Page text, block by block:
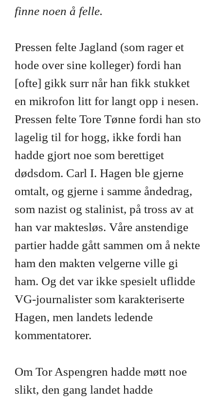
finne noen å felle.
Pressen felte Jagland (som rager et
hode over sine kolleger) fordi han
[ofte] gikk surr når han fikk stukket
en mikrofon litt for langt opp i nesen.
Pressen felte Tore Tønne fordi han sto
lagelig til for hogg, ikke fordi han
hadde gjort noe som berettiget
dødsdom. Carl I. Hagen ble gjerne
omtalt, og gjerne i samme åndedrag,
som nazist og stalinist, på tross av at
han var maktesløs. Våre anstendige
partier hadde gått sammen om å nekte
ham den makten velgerne ville gi
ham. Og det var ikke spesielt uflidde
VG-journalister som karakteriserte
Hagen, men landets ledende
kommentatorer.
Om Tor Aspengren hadde møtt noe
slikt, den gang landet hadde